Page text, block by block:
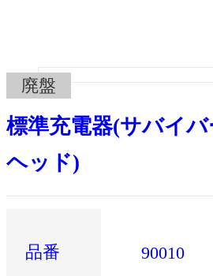
廃盤
標準充電器(サバイ
ヘッド)
品番 90010